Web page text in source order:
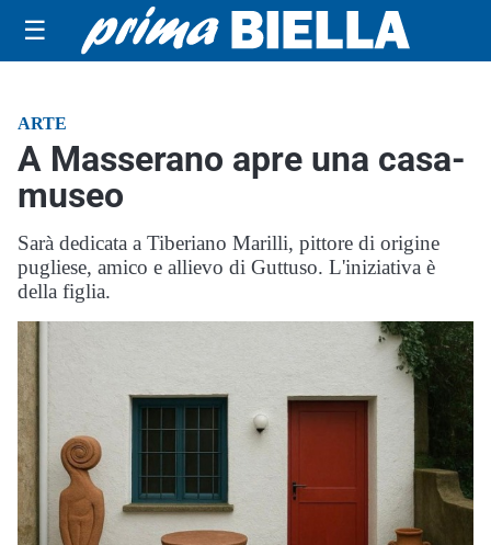
☰
ARTE
A Masserano apre una casa-
museo
Sarà dedicata a Tiberiano Marilli, pittore di origine
pugliese, amico e allievo di Guttuso. L'iniziativa è
della figlia.